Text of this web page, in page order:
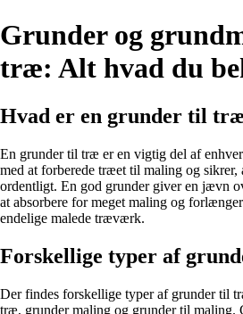
Grunder og
træ: Alt hvad du
Hvad er en grunder til
En grunder til træ er en vigtig del af
med at forberede træet til maling og
ordentligt. En god grunder giver en jævn
at absorbere for meget maling og
endelige malede træværk.
Forskellige typer af
Der findes forskellige typer af grunder til
træ, grunder maling og grunder til maling.